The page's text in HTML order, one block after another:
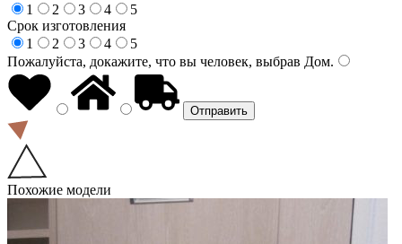
1
2 3 4
5
Срок изготовления
1
2 3 4
5
Пожалуйста, докажите, что вы человек, выбрав Дом.
Похожие модели